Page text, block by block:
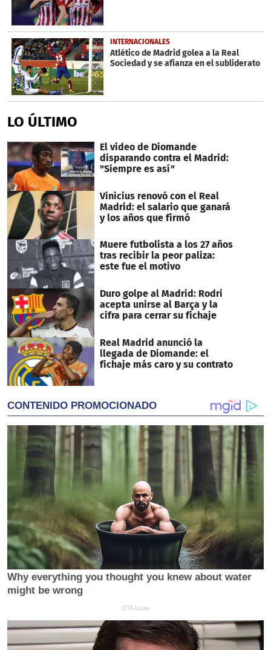
INTERNACIONALES
Atlético de Madrid golea a la Real
Sociedad y se afianza en el subliderato
LO ÚLTIMO
El video de Diomande
disparando contra el Madrid:
"Siempre es así"
Vinicius renovó con el Real
Madrid: el salario que ganará
y los años que firmó
Muere futbolista a los 27 años
tras recibir la peor paliza:
este fue el motivo
Duro golpe al Madrid: Rodri
acepta unirse al Barça y la
cifra para cerrar su fichaje
Real Madrid anunció la
llegada de Diomande: el
fichaje más caro y su contrato